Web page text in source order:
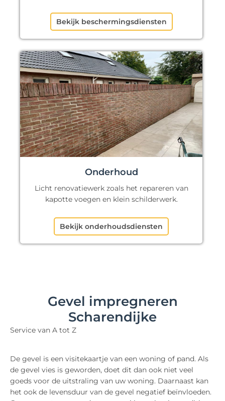
Bekijk beschermingsdiensten
Onderhoud
Licht renovatiewerk zoals het repareren van
kapotte voegen en klein schilderwerk.
Bekijk onderhoudsdiensten
Gevel impregneren
Scharendijke
Service van A tot Z
De gevel is een visitekaartje van een woning of pand. Als
de gevel vies is geworden, doet dit dan ook niet veel
goeds voor de uitstraling van uw woning. Daarnaast kan
het ook de levensduur van de gevel negatief beïnvloeden.